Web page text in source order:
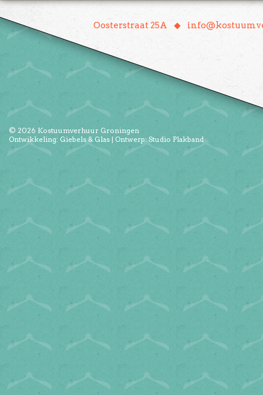
Oosterstraat 25A ♦
© 2026 Kostuumverhuur Groningen
Ontwikkeling: Giebels & Glas | Ontwerp:Studio Plakband